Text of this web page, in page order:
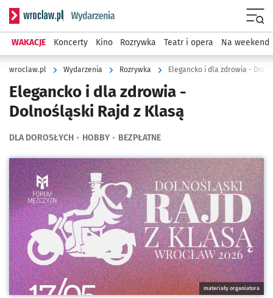
Serwis informacyjny wroclaw.pl podserwis: Wydarzenia
WAKACJE Koncerty Kino Rozrywka Teatr i opera Na weekend
wroclaw.pl Wydarzenia Rozrywka Elegancko i dla zdrowia -
Elegancko i dla zdrowia -
Dolnośląski Rajd z Klasą
DLA DOROSŁYCH HOBBY BEZPŁATNE
Kliknij, aby powiększyć
materiały organiatora